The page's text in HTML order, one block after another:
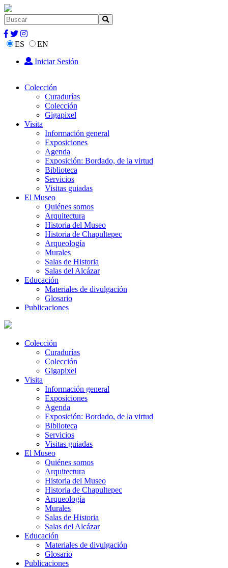
ES
EN
Iniciar Sesión
Colección
Curadurías
Colección
Gigapixel
Visita
Información general
Exposiciones
Agenda
Exposición: Bordado, de la virtud
Biblioteca
Servicios
Visitas guiadas
El Museo
Quiénes somos
Arquitectura
Historia del Museo
Historia de Chapultepec
Arqueología
Murales
Salas de Historia
Salas del Alcázar
Educación
Materiales de divulgación
Glosario
Publicaciones
Colección
Curadurías
Colección
Gigapixel
Visita
Información general
Exposiciones
Agenda
Exposición: Bordado, de la virtud
Biblioteca
Servicios
Visitas guiadas
El Museo
Quiénes somos
Arquitectura
Historia del Museo
Historia de Chapultepec
Arqueología
Murales
Salas de Historia
Salas del Alcázar
Educación
Materiales de divulgación
Glosario
Publicaciones